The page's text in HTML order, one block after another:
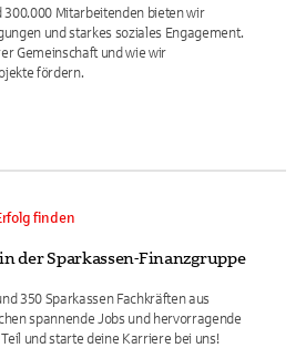
300.000 Mitarbeitenden bieten wir
und starkes soziales Engagement.
Gemeinschaft und wie wir
fördern.
finden
der Sparkassen-Finanzgruppe
350 Sparkassen Fachkräften aus
spannende Jobs und hervorragende
und starte deine Karriere bei uns!